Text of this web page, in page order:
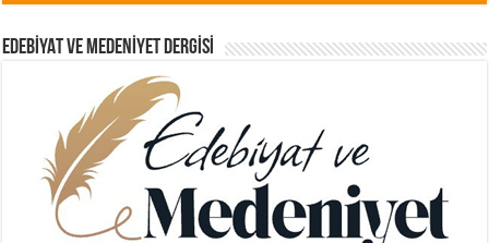
EDEBIYAT VE MEDENIYET DERGISI